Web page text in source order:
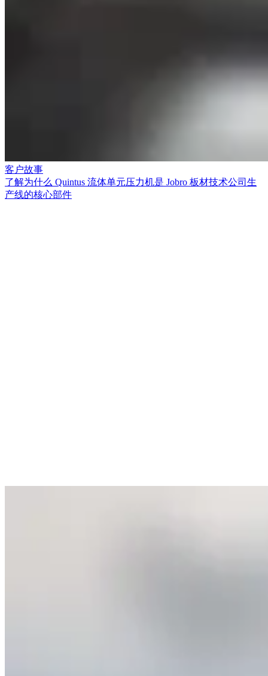
客户故事
了解为什么 Quintus 流体单元压力机是 Jobro 板材技术公司生
产线的核心部件